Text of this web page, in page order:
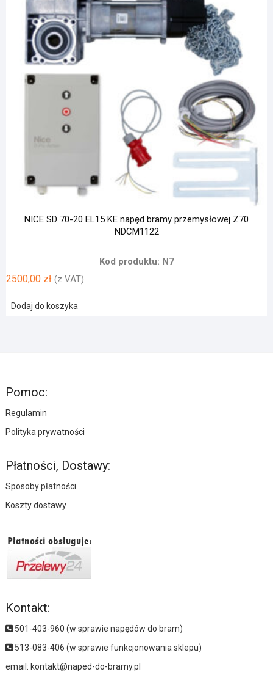
NICE SD 70-20 EL15 KE napęd bramy przemysłowej Z70
NDCM1122
Kod produktu: N7
2500,00 zł (z VAT)
Dodaj do koszyka
Pomoc:
Regulamin
Polityka prywatności
Płatności, Dostawy:
Sposoby płatności
Koszty dostawy
Kontakt:
501-403-960 (w sprawie napędów do bram)
513-083-406 (w sprawie funkcjonowania sklepu)
email: kontakt@naped-do-bramy.pl